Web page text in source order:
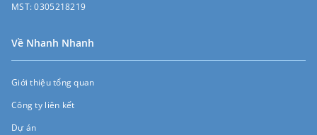
MST:0305218219
Về Nhanh Nhanh
Giới thiệu tổng quan
Công ty liên kết
Dự án